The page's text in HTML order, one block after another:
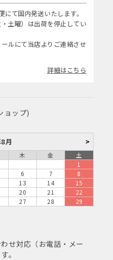
て国内発送いたします。
土曜）は出荷を停止してい
ルにて当店よりご連絡させ
詳細はこちら
ョップ)
月 >
木 金
土
1
6 7
8
13 14
15
20 21
22
27 28
29
せ対応（お電話・メー
。